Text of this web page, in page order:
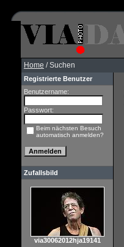
Home / Suchen
Registrierte Benutzer
Benutzername:
Passwort:
Beim nächsten Besuch
automatisch anmelden?
Zufallsbild
via30062012hja19141